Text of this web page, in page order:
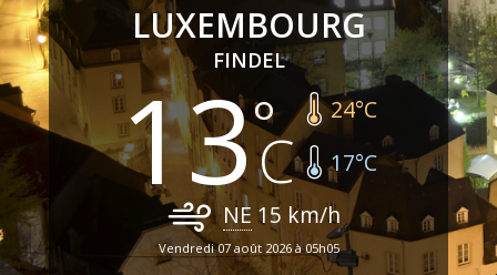
LUXEMBOURG
FINDEL
13 24°C
17°C
NE 15 km/h
Vendredi 07 août 2026 à 05h05